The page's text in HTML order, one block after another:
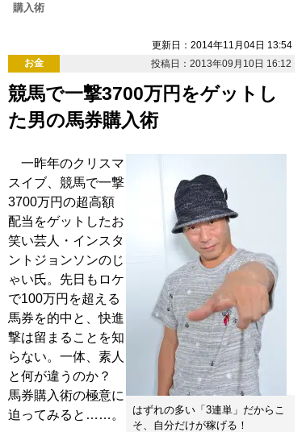
購入術
更新日：2014年11月04日 13:54
お金
投稿日：2013年09月10日 16:12
競馬で一撃3700万円をゲットし
た男の馬券購入術
はずれの多い「3連単」だからこ
そ、自分だけが稼げる！
一昨年のクリスマ
スイブ、競馬で一撃
3700万円の超高額
配当をゲットしたお
笑い芸人・インスタ
ントジョンソンのじ
ゃい氏。先日もロケ
で100万円を超える
馬券を的中と、快進
撃は留まることを知
らない。一体、素人
と何が違うのか？
馬券購入術の極意に
迫ってみると……。